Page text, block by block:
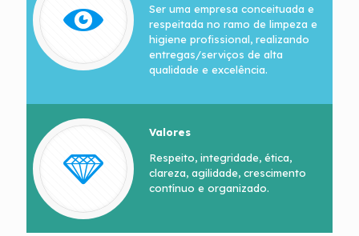
Ser uma empresa conceituada e
respeitada no ramo de limpeza e
higiene profissional, realizando
entregas/serviços de alta
qualidade e excelência.
Valores
Respeito, integridade, ética,
clareza, agilidade, crescimento
contínuo e organizado.